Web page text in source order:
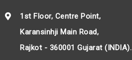
1st Floor, Centre Point,
Karansinhji Main Road,
Rajkot - 360001 Gujarat (INDIA).